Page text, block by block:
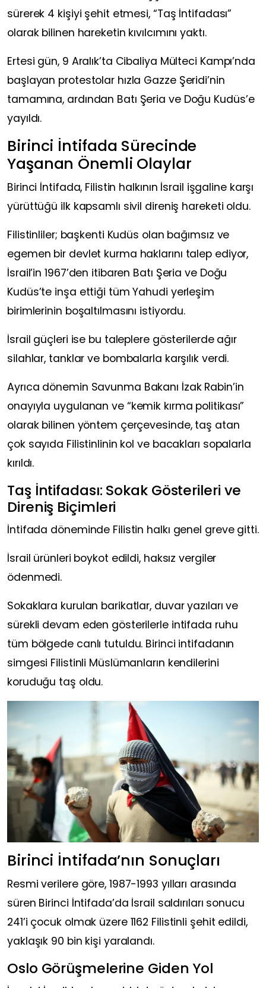
sürerek 4 kişiyi şehit etmesi, “Taş İntifadası”
olarak bilinen hareketin kıvılcımını yaktı.
Ertesi gün, 9 Aralık’ta Cibaliya Mülteci Kampı’nda
başlayan protestolar hızla Gazze Şeridi’nin
tamamına, ardından Batı Şeria ve Doğu Kudüs’e
yayıldı.
Birinci İntifada Sürecinde
Yaşanan Önemli Olaylar
Birinci İntifada, Filistin halkının İsrail işgaline karşı
yürüttüğü ilk kapsamlı sivil direniş hareketi oldu.
Filistinliler; başkenti Kudüs olan bağımsız ve
egemen bir devlet kurma haklarını talep ediyor,
İsrail’in 1967’den itibaren Batı Şeria ve Doğu
Kudüs’te inşa ettiği tüm Yahudi yerleşim
birimlerinin boşaltılmasını istiyordu.
İsrail güçleri ise bu taleplere gösterilerde ağır
silahlar, tanklar ve bombalarla karşılık verdi.
Ayrıca dönemin Savunma Bakanı İzak Rabin’in
onayıyla uygulanan ve “kemik kırma politikası”
olarak bilinen yöntem çerçevesinde, taş atan
çok sayıda Filistinlinin kol ve bacakları sopalarla
kırıldı.
Taş İntifadası: Sokak Gösterileri ve
Direniş Biçimleri
İntifada döneminde Filistin halkı genel greve gitti.
İsrail ürünleri boykot edildi, haksız vergiler
ödenmedi.
Sokaklara kurulan barikatlar, duvar yazıları ve
sürekli devam eden gösterilerle intifada ruhu
tüm bölgede canlı tutuldu. Birinci intifadanın
simgesi Filistinli Müslümanların kendilerini
koruduğu taş oldu.
Birinci İntifada’nın Sonuçları
Resmi verilere göre, 1987-1993 yılları arasında
süren Birinci İntifada’da İsrail saldırıları sonucu
241’i çocuk olmak üzere 1162 Filistinli şehit edildi,
yaklaşık 90 bin kişi yaralandı.
Oslo Görüşmelerine Giden Yol